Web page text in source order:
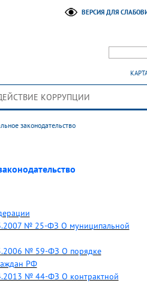
ВЕРСИЯ ДЛЯ
КОРРУПЦИИ
законодательство
№ 25-ФЗ О муниципальной
№ 59-ФЗ О порядке
РФ
№ 44-ФЗ О контрактной